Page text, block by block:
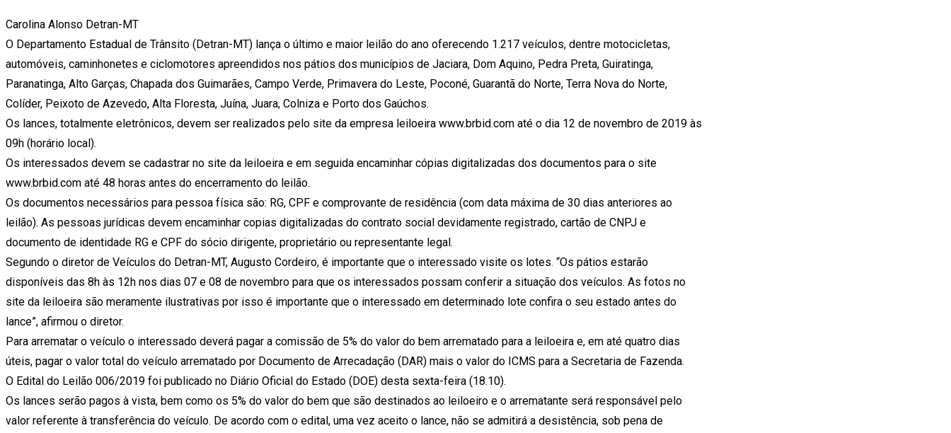
Carolina Alonso Detran-MT
O Departamento Estadual de Trânsito (Detran-MT) lança o último e maior leilão do ano oferecendo 1.217 veículos, dentre motocicletas,
automóveis, caminhonetes e ciclomotores apreendidos nos pátios dos municípios de Jaciara, Dom Aquino, Pedra Preta, Guiratinga,
Paranatinga, Alto Garças, Chapada dos Guimarães, Campo Verde, Primavera do Leste, Poconé, Guarantã do Norte, Terra Nova do Norte,
Colíder, Peixoto de Azevedo, Alta Floresta, Juína, Juara, Colniza e Porto dos Gaúchos.
Os lances, totalmente eletrônicos, devem ser realizados pelo site da empresa leiloeira www.brbid.com até o dia 12 de novembro de 2019 às
09h (horário local).
Os interessados devem se cadastrar no site da leiloeira e em seguida encaminhar cópias digitalizadas dos documentos para o site
www.brbid.com até 48 horas antes do encerramento do leilão.
Os documentos necessários para pessoa física são: RG, CPF e comprovante de residência (com data máxima de 30 dias anteriores ao
leilão). As pessoas jurídicas devem encaminhar copias digitalizadas do contrato social devidamente registrado, cartão de CNPJ e
documento de identidade RG e CPF do sócio dirigente, proprietário ou representante legal.
Segundo o diretor de Veículos do Detran-MT, Augusto Cordeiro, é importante que o interessado visite os lotes. “Os pátios estarão
disponíveis das 8h às 12h nos dias 07 e 08 de novembro para que os interessados possam conferir a situação dos veículos. As fotos no
site da leiloeira são meramente ilustrativas por isso é importante que o interessado em determinado lote confira o seu estado antes do
lance”, afirmou o diretor.
Para arrematar o veículo o interessado deverá pagar a comissão de 5% do valor do bem arrematado para a leiloeira e, em até quatro dias
úteis, pagar o valor total do veículo arrematado por Documento de Arrecadação (DAR) mais o valor do ICMS para a Secretaria de Fazenda.
O Edital do Leilão 006/2019 foi publicado no Diário Oficial do Estado (DOE) desta sexta-feira (18.10).
Os lances serão pagos à vista, bem como os 5% do valor do bem que são destinados ao leiloeiro e o arrematante será responsável pelo
valor referente à transferência do veículo. De acordo com o edital, uma vez aceito o lance, não se admitirá a desistência, sob pena de